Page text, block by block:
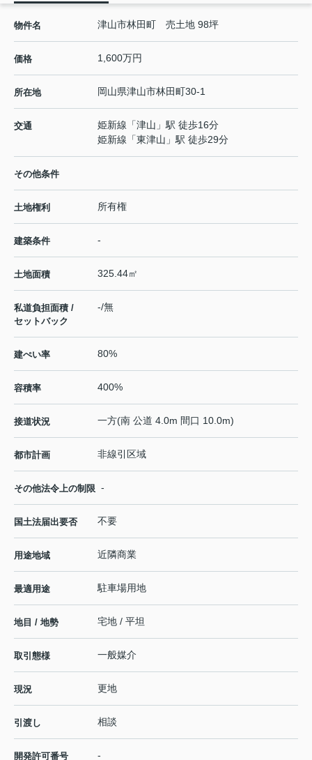
物件名 津山市林田町 売土地 98坪
価格 1,600万円
所在地 岡山県津山市林田町30-1
交通 姫新線 「津山 」駅 徒歩16分
姫新線 「東津山 」駅 徒歩29分
その他条件
土地権利 所有権
建築条件 -
土地面積 325.44㎡
私道負担面積 /
セットバック
-/無
建ぺい率 80%
容積率 400%
接道状況 一方(南 公道 4.0m 間口 10.0m)
都市計画 非線引区域
その他法令上の制限 -
国土法届出要否 不要
用途地域 近隣商業
最適用途 駐車場用地
地目 / 地勢 宅地 / 平坦
取引態様 一般媒介
現況 更地
引渡し 相談
開発許可番号 -